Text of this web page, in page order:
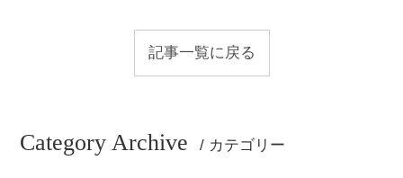
記事一覧に戻る
Category Archive / カテゴリー